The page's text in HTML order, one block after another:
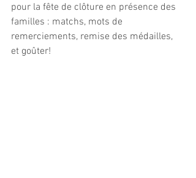
pour la fête de clôture en présence des
familles : matchs, mots de
remerciements, remise des médailles,
et goûter!